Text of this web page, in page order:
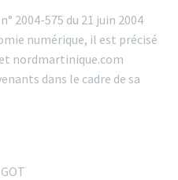
2004-575 du 21 juin 2004
numérique, il est précisé
nordmartinique.com
dans le cadre de sa